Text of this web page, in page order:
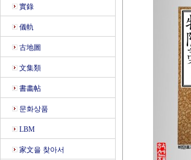
實錄
儀軌
古地圖
文集類
書畵帖
문화상품
LBM
家文을 찾아서